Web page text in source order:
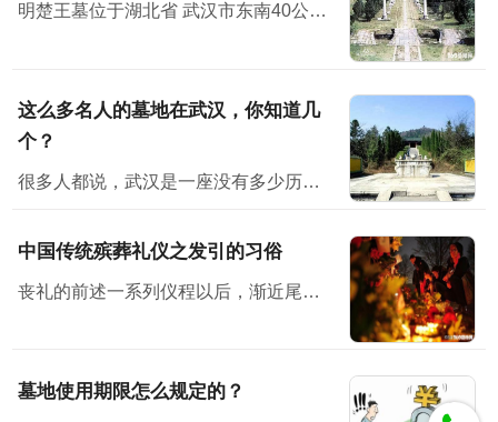
明楚王墓位于湖北省 武汉市东南40公里处
这么多名人的墓地在武汉，你知道几
个？
很多人都说，武汉是一座没有多少历史感的城市。但其实不然，它有它的韵味。也许，你在武汉没有见过多少历史古迹、文物等，但其实它就隐藏在你身边，只是你没有发现而已。不说别的，位于武汉的古墓地就有多座...
中国传统殡葬礼仪之发引的习俗
丧礼的前述一系列仪程以后，渐近尾声即发引、下葬了。按古礼来看，三月而葬，时间太长，尸体不易保存，生者也不胜其劳。因而，古时候就有所谓“渴葬”、“血葬”即七天之内不卜而葬。后世的停...
墓地使用期限怎么规定的？